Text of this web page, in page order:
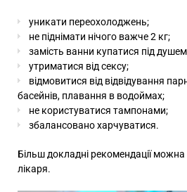
уникати переохолоджень;
не піднімати нічого важче 2 кг;
замість ванни купатися під
утриматися від сексу;
відмовитися від відвідування
басейнів, плавання в водоймах;
не користуватися тампонами;
збалансовано харчуватися.
Більш докладні рекомендації
лікаря.